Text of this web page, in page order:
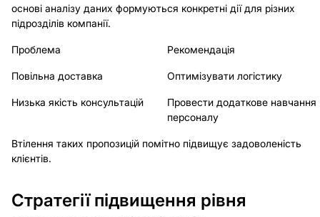
основі аналізу даних формуються конкретні дії для різних
підрозділів компанії.
Проблема Рекомендація
Повільна доставка Оптимізувати логістику
Низька якість консультацій
Провести додаткове навчання
персоналу
Втілення таких пропозицій помітно підвищує задоволеність
клієнтів.
Стратегії підвищення рівня